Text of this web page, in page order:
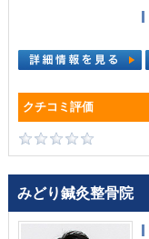
みどり鍼灸整骨院